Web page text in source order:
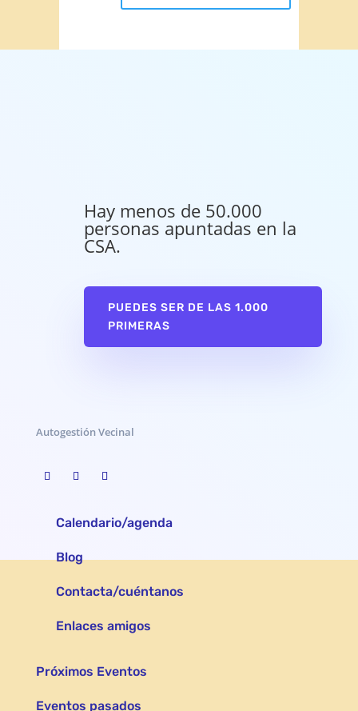
Hay menos de 50.000
personas apuntadas en la
CSA.
PUEDES SER DE LAS 1.000
PRIMERAS
Autogestión Vecinal
Calendario/agenda
Blog
Contacta/cuéntanos
Enlaces amigos
Próximos Eventos
Eventos pasados